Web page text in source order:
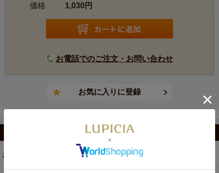
価格 1,030円
お電話でのご注文・お問い合わせ
お茶